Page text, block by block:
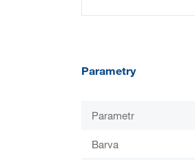
Parametry
Parametr
Barva